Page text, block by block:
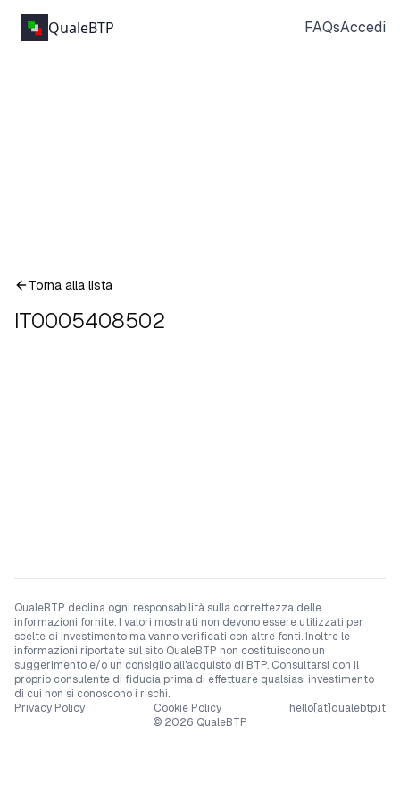
QualeBTP FAQsAccedi
Torna alla lista
IT0005408502
QualeBTP declina ogni responsabilità sulla correttezza delle
informazioni fornite. I valori mostrati non devono essere utilizzati per
scelte di investimento ma vanno verificati con altre fonti. Inoltre le
informazioni riportate sul sito QualeBTP non costituiscono un
suggerimento e/o un consiglio all'acquisto di BTP. Consultarsi con il
proprio consulente di fiducia prima di effettuare qualsiasi investimento
di cui non si conoscono i rischi.
Privacy Policy
Cookie Policy
hello[at]qualebtp.it
© 2026 QualeBTP